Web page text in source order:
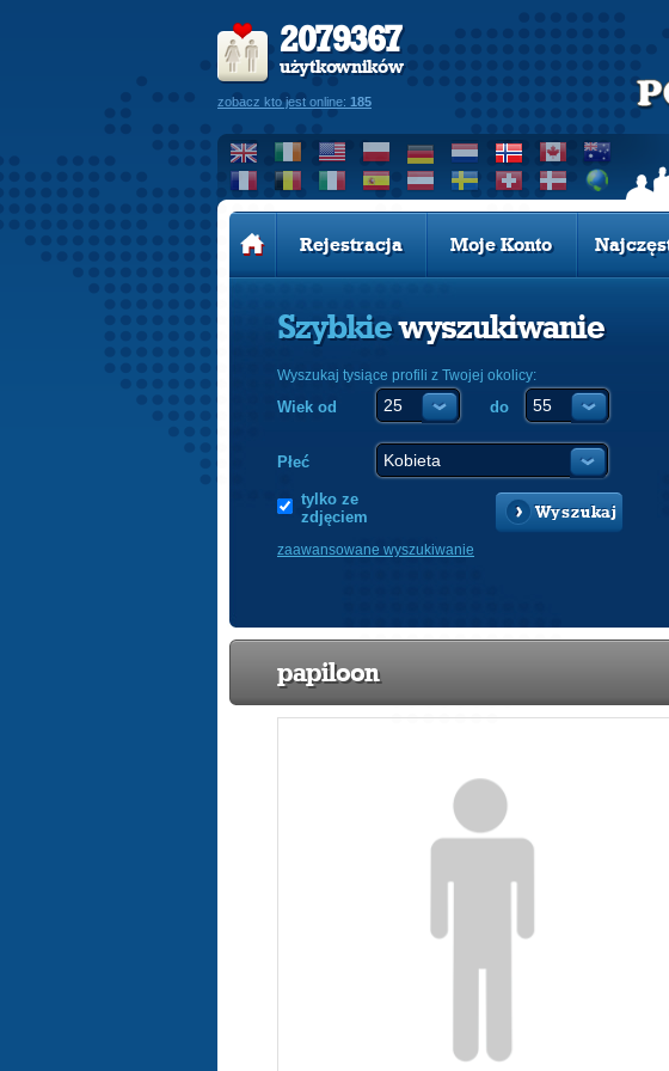
2079367
użytkowników
zobacz kto jest online: 185
Rejestracja Moje Konto
Szybkiewyszukiwanie
Wyszukaj tysiące profili z Twojej okolicy:
Wiek od do
Płeć
tylko ze
zdjęciem
Wyszukaj
zaawansowane wyszukiwanie
papiloon